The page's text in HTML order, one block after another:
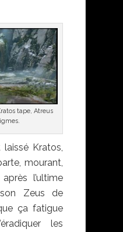
tape, Atreus
Kratos,
mourant,
l’ultime
Zeus de
ça fatigue
les